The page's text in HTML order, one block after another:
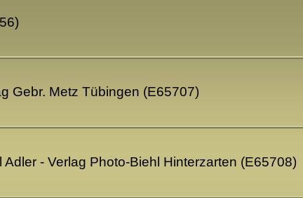
Gebr. Metz Tübingen (E65707)
Adler - Verlag Photo-Biehl Hinterzarten (E65708)